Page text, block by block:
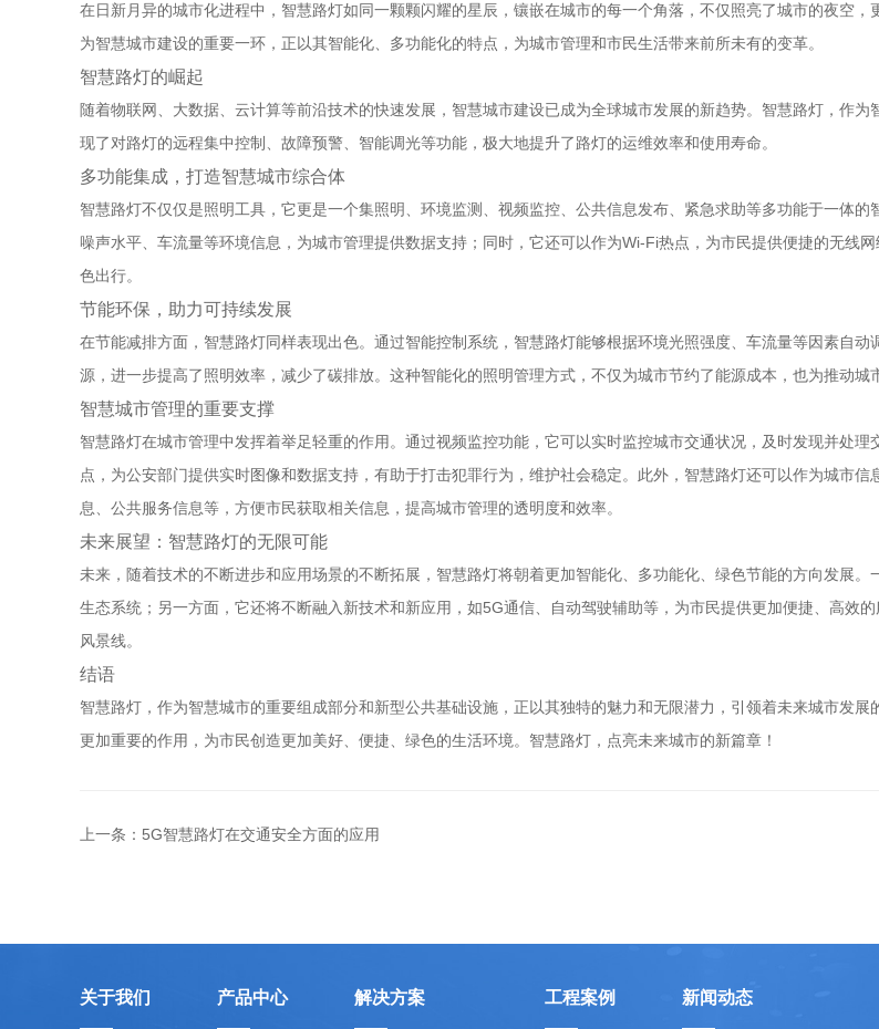
在日新月异的城市化进程中，智慧路灯如同一颗颗闪耀的星辰，镶嵌在城市的每一个角落，不仅照亮了城市的夜空
为智慧城市建设的重要一环，正以其智能化、多功能化的特点，为城市管理和市民生活带来前所未有的变革。
智慧路灯的崛起
随着物联网、大数据、云计算等前沿技术的快速发展，智慧城市建设已成为全球城市发展的新趋势。智慧路灯，作
现了对路灯的远程集中控制、故障预警、智能调光等功能，极大地提升了路灯的运维效率和使用寿命。
多功能集成，打造智慧城市综合体
智慧路灯不仅仅是照明工具，它更是一个集照明、环境监测、视频监控、公共信息发布、紧急求助等多功能于一体
噪声水平、车流量等环境信息，为城市管理提供数据支持；同时，它还可以作为Wi-Fi热点，为市民提供便捷的无线
色出行。
节能环保，助力可持续发展
在节能减排方面，智慧路灯同样表现出色。通过智能控制系统，智慧路灯能够根据环境光照强度、车流量等因素自
源，进一步提高了照明效率，减少了碳排放。这种智能化的照明管理方式，不仅为城市节约了能源成本，也为推动城
智慧城市管理的重要支撑
智慧路灯在城市管理中发挥着举足轻重的作用。通过视频监控功能，它可以实时监控城市交通状况，及时发现并处
点，为公安部门提供实时图像和数据支持，有助于打击犯罪行为，维护社会稳定。此外，智慧路灯还可以作为城市
息、公共服务信息等，方便市民获取相关信息，提高城市管理的透明度和效率。
未来展望：智慧路灯的无限可能
未来，随着技术的不断进步和应用场景的不断拓展，智慧路灯将朝着更加智能化、多功能化、绿色节能的方向发展
生态系统；另一方面，它还将不断融入新技术和新应用，如5G通信、自动驾驶辅助等，为市民提供更加便捷、高效
风景线。
结语
智慧路灯，作为智慧城市的重要组成部分和新型公共基础设施，正以其独特的魅力和无限潜力，引领着未来城市发
更加重要的作用，为市民创造更加美好、便捷、绿色的生活环境。智慧路灯，点亮未来城市的新篇章！
上一条：5G智慧路灯在交通安全方面的应用
关于我们 产品中心 解决方案 工程案例 新闻动态